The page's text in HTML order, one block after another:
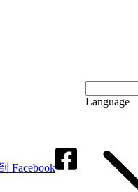
Facebook
Language